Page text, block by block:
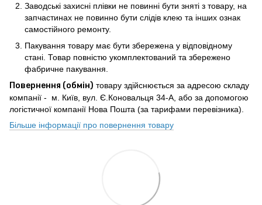
Заводські захисні плівки не повинні бути зняті з товару, на
запчастинах не повинно бути слідів клею та інших ознак
самостійного ремонту.
Пакування товару має бути збережена у відповідному
стані. Товар повністю укомплектований та збережено
фабричне пакування.
Повернення (обмін) товару здійснюється за адресою складу
компанії - м. Київ, вул. Є.Коновальця 34-А, або за допомогою
логістичної компанії Нова Пошта (за тарифами перевізника).
Більше інформації про повернення товару